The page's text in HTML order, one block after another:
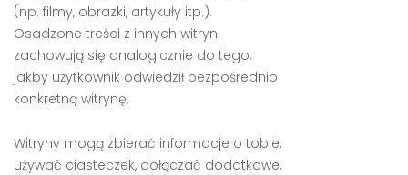
(np. filmy, obrazki, artykuły itp.).
Osadzone treści z innych witryn
zachowują się analogicznie do tego,
jakby użytkownik odwiedził bezpośrednio
konkretną witrynę.
Witryny mogą zbierać informacje o tobie,
używać ciasteczek, dołączać dodatkowe,